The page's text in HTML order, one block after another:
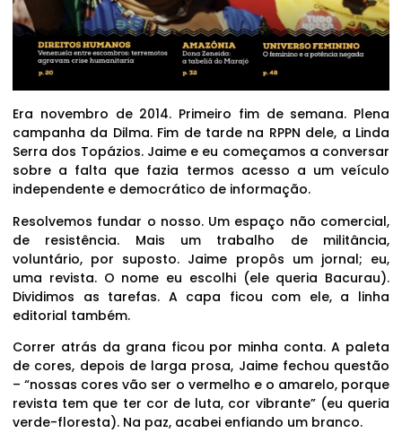
Era novembro de 2014. Primeiro fim de semana. Plena
campanha da Dilma. Fim de tarde na RPPN dele, a Linda
Serra dos Topázios. Jaime e eu começamos a conversar
sobre a falta que fazia termos acesso a um veículo
independente e democrático de informação.
Resolvemos fundar o nosso. Um espaço não comercial,
de resistência. Mais um trabalho de militância,
voluntário, por suposto. Jaime propôs um jornal; eu,
uma revista. O nome eu escolhi (ele queria Bacurau).
Dividimos as tarefas. A capa ficou com ele, a linha
editorial também.
Correr atrás da grana ficou por minha conta. A paleta
de cores, depois de larga prosa, Jaime fechou questão
– “nossas cores vão ser o vermelho e o amarelo, porque
revista tem que ter cor de luta, cor vibrante” (eu queria
verde-floresta). Na paz, acabei enfiando um branco.